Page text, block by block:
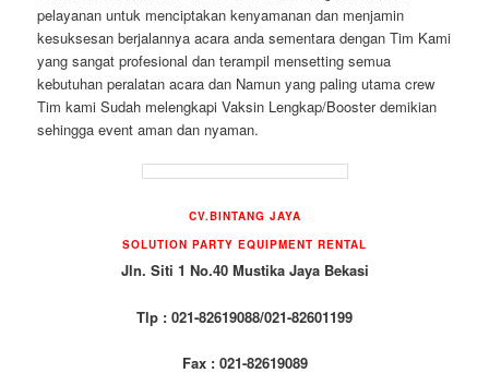
pelayanan untuk menciptakan kenyamanan dan menjamin
kesuksesan berjalannya acara anda sementara dengan Tim Kami
yang sangat profesional dan terampil mensetting semua
kebutuhan peralatan acara dan Namun yang paling utama crew
Tim kami Sudah melengkapi Vaksin Lengkap/Booster demikian
sehingga event aman dan nyaman.
CV.BINTANG JAYA
SOLUTION PARTY EQUIPMENT RENTAL
Jln. Siti 1 No.40 Mustika Jaya Bekasi
Tlp : 021-82619088/021-82601199
Fax : 021-82619089